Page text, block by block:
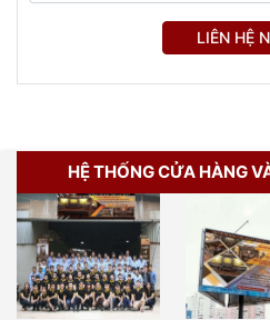
LIÊN HỆ
HỆ THỐNG CỬA HÀNG